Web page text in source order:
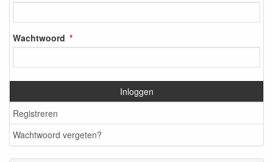
Wachtwoord
Inloggen
Registreren
Wachtwoord vergeten?